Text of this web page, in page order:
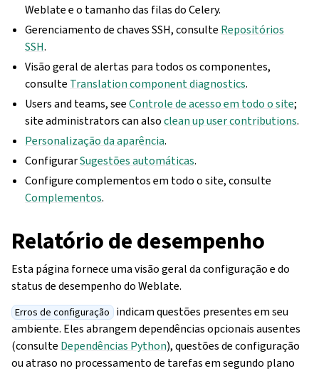
Weblate e o tamanho das filas do Celery.
Gerenciamento de chaves SSH, consulte Repositórios
SSH.
Visão geral de alertas para todos os componentes,
consulte Translation component diagnostics.
Users and teams, seeControle de acesso em todo o site;
site administrators can alsoclean up user contributions.
Personalização da aparência.
ConfigurarSugestões automáticas.
Configure complementos em todo o site, consulte
Complementos.
Relatório de desempenho
Esta página fornece uma visão geral da configuração e do
status de desempenho do Weblate.
Erros de configuração indicam questões presentes em seu
ambiente. Eles abrangem dependências opcionais ausentes
(consulte Dependências Python), questões de configuração
ou atraso no processamento de tarefas em segundo plano